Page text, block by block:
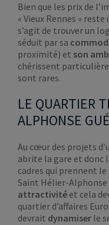
Bien que les prix de
« Vieux Rennes »
s’agit de trouver un
séduit par sa
proximité) et son
chérissent
sont rares.
LE QUARTIER
ALPHONSE
Au cœur des projets
abrite la gare et donc
cadres qui prennent
Saint Hélier-Alphonse
attractivité et cela
quartier d’affaires
devrait dynamiser le